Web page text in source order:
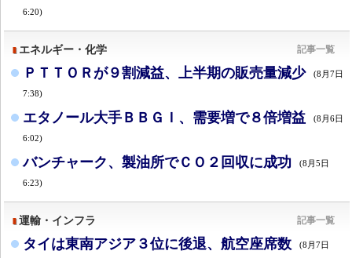
6:20)
エネルギー・化学 記事一覧
ＰＴＴＯＲが９割減益、上半期の販売量減少 (8月7日
7:38)
エタノール大手ＢＢＧＩ、需要増で８倍増益 (8月6日
6:02)
バンチャーク、製油所でＣＯ２回収に成功 (8月5日
6:23)
運輸・インフラ 記事一覧
タイは東南アジア３位に後退、航空座席数 (8月7日